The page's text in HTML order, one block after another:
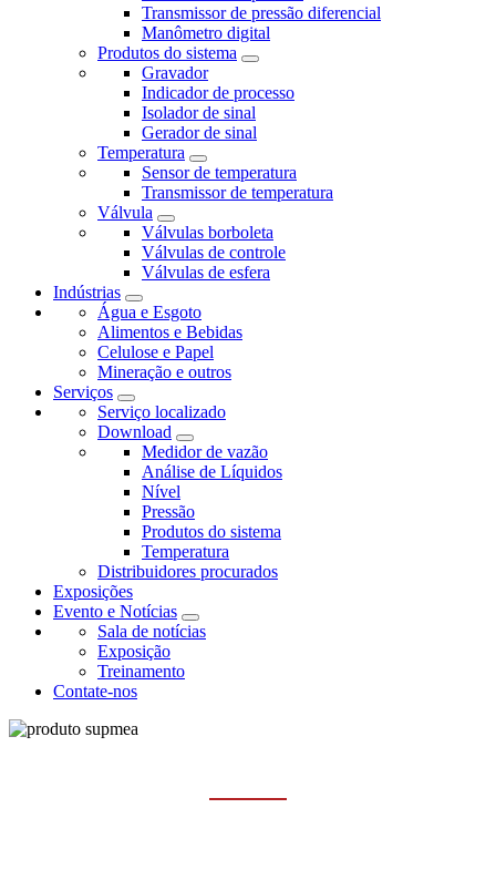
Transmissor de pressão diferencial
Manômetro digital
Produtos do sistema
Gravador
Indicador de processo
Isolador de sinal
Gerador de sinal
Temperatura
Sensor de temperatura
Transmissor de temperatura
Válvula
Válvulas borboleta
Válvulas de controle
Válvulas de esfera
Indústrias
Água e Esgoto
Alimentos e Bebidas
Celulose e Papel
Mineração e outros
Serviços
Serviço localizado
Download
Medidor de vazão
Análise de Líquidos
Nível
Pressão
Produtos do sistema
Temperatura
Distribuidores procurados
Exposições
Evento e Notícias
Sala de notícias
Exposição
Treinamento
Contate-nos